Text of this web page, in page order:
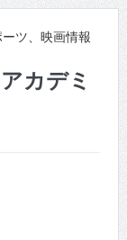
ツ、映画情報
カデミ